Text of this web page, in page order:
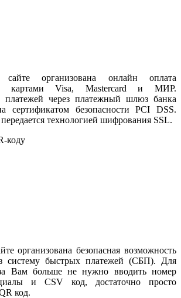
организована онлайн оплата
картами Visa, Mastercard и МИР.
платежей через платежный шлюз банка
сертификатом безопасности PCI DSS.
технологией шифрования SSL.
коду
организована безопасная возможность
систему быстрых платежей (СБП). Для
Вам больше не нужно вводить номер
и CSV код, достаточно просто
код.